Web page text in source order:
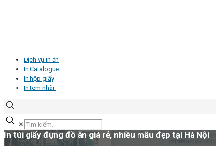
Dịch vụ in ấn
In Catalogue
In hộp giấy
In tem nhãn
✕
In túi giấy đựng đồ ăn giá rẻ, nhiều mẫu đẹp tại Hà Nội